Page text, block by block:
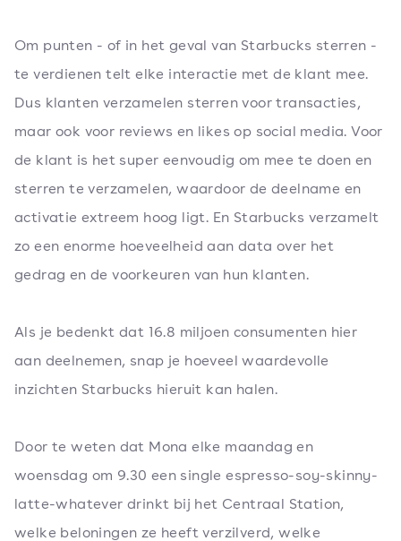
Om punten - of in het geval van Starbucks sterren -
te verdienen telt elke interactie met de klant mee.
Dus klanten verzamelen sterren voor transacties,
maar ook voor reviews en likes op social media. Voor
de klant is het super eenvoudig om mee te doen en
sterren te verzamelen, waardoor de deelname en
activatie extreem hoog ligt. En Starbucks verzamelt
zo een enorme hoeveelheid aan data over het
gedrag en de voorkeuren van hun klanten.
Als je bedenkt dat 16.8 miljoen consumenten hier
aan deelnemen, snap je hoeveel waardevolle
inzichten Starbucks hieruit kan halen.
Door te weten dat Mona elke maandag en
woensdag om 9.30 een single espresso-soy-skinny-
latte-whatever drinkt bij het Centraal Station,
welke beloningen ze heeft verzilverd, welke